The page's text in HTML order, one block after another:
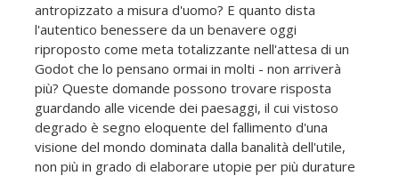
antropizzato a misura d'uomo? E quanto dista
l'autentico benessere da un benavere oggi
riproposto come meta totalizzante nell'attesa di un
Godot che lo pensano ormai in molti - non arriverà
più? Queste domande possono trovare risposta
guardando alle vicende dei paesaggi, il cui vistoso
degrado è segno eloquente del fallimento d'una
visione del mondo dominata dalla banalità dell'utile,
non più in grado di elaborare utopie per più durature